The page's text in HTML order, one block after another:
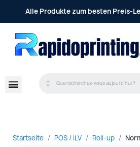
Alle Produkte zum besten Preis-
Startseite POS / ILV Roll-up